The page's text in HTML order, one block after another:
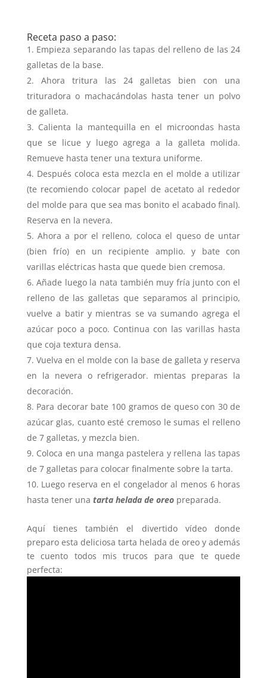
Receta paso a paso:
Empieza separando las tapas del relleno de las 24
galletas de la base.
Ahora tritura las 24 galletas bien con una
trituradora o machacándolas hasta tener un polvo
de galleta.
Calienta la mantequilla en el microondas hasta
que se licue y luego agrega a la galleta molida.
Remueve hasta tener una textura uniforme.
Después coloca esta mezcla en el molde a utilizar
(te recomiendo colocar papel de acetato al rededor
del molde para que sea mas bonito el acabado final).
Reserva en la nevera.
Ahora a por el relleno, coloca el queso de untar
(bien frío) en un recipiente amplio. y bate con
varillas eléctricas hasta que quede bien cremosa.
Añade luego la nata también muy fría junto con el
relleno de las galletas que separamos al principio,
vuelve a batir y mientras se va sumando agrega el
azúcar poco a poco. Continua con las varillas hasta
que coja textura densa.
Vuelva en el molde con la base de galleta y reserva
en la nevera o refrigerador. mientas preparas la
decoración.
Para decorar bate 100 gramos de queso con 30 de
azúcar glas, cuanto esté cremoso le sumas el relleno
de 7 galletas, y mezcla bien.
Coloca en una manga pastelera y rellena las tapas
de 7 galletas para colocar finalmente sobre la tarta.
Luego reserva en el congelador al menos 6 horas
hasta tener una tarta helada de oreopreparada.
Aquí tienes también el divertido vídeo donde
preparo esta deliciosa tarta helada de oreo y además
te cuento todos mis trucos para que te quede
perfecta: